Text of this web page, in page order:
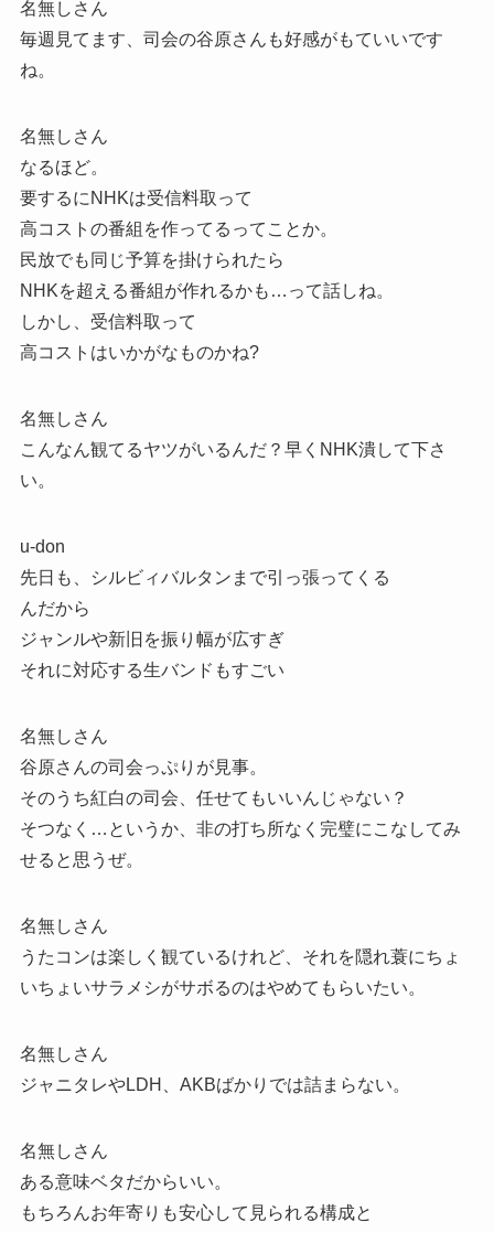
名無しさん
毎週見てます、司会の谷原さんも好感がもていいです
ね。
名無しさん
なるほど。
要するにNHKは受信料取って
高コストの番組を作ってるってことか。
民放でも同じ予算を掛けられたら
NHKを超える番組が作れるかも…って話しね。
しかし、受信料取って
高コストはいかがなものかね?
名無しさん
こんなん観てるヤツがいるんだ？早くNHK潰して下さ
い。
u-don
先日も、シルビィバルタンまで引っ張ってくる
んだから
ジャンルや新旧を振り幅が広すぎ
それに対応する生バンドもすごい
名無しさん
谷原さんの司会っぷりが見事。
そのうち紅白の司会、任せてもいいんじゃない？
そつなく…というか、非の打ち所なく完璧にこなしてみ
せると思うぜ。
名無しさん
うたコンは楽しく観ているけれど、それを隠れ蓑にちょ
いちょいサラメシがサボるのはやめてもらいたい。
名無しさん
ジャニタレやLDH、AKBばかりでは詰まらない。
名無しさん
ある意味ベタだからいい。
もちろんお年寄りも安心して見られる構成と